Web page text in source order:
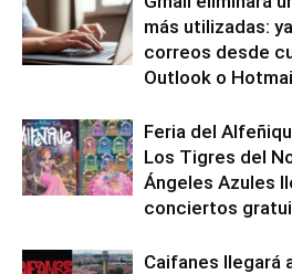
más utilizadas:
correos desde
Outlook o
Feria del
Los Tigres del
Ángeles Azules
conciertos
Caifanes llegará